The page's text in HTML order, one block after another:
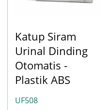
Katup Siram
Urinal Dinding
Otomatis -
Plastik ABS
UF508